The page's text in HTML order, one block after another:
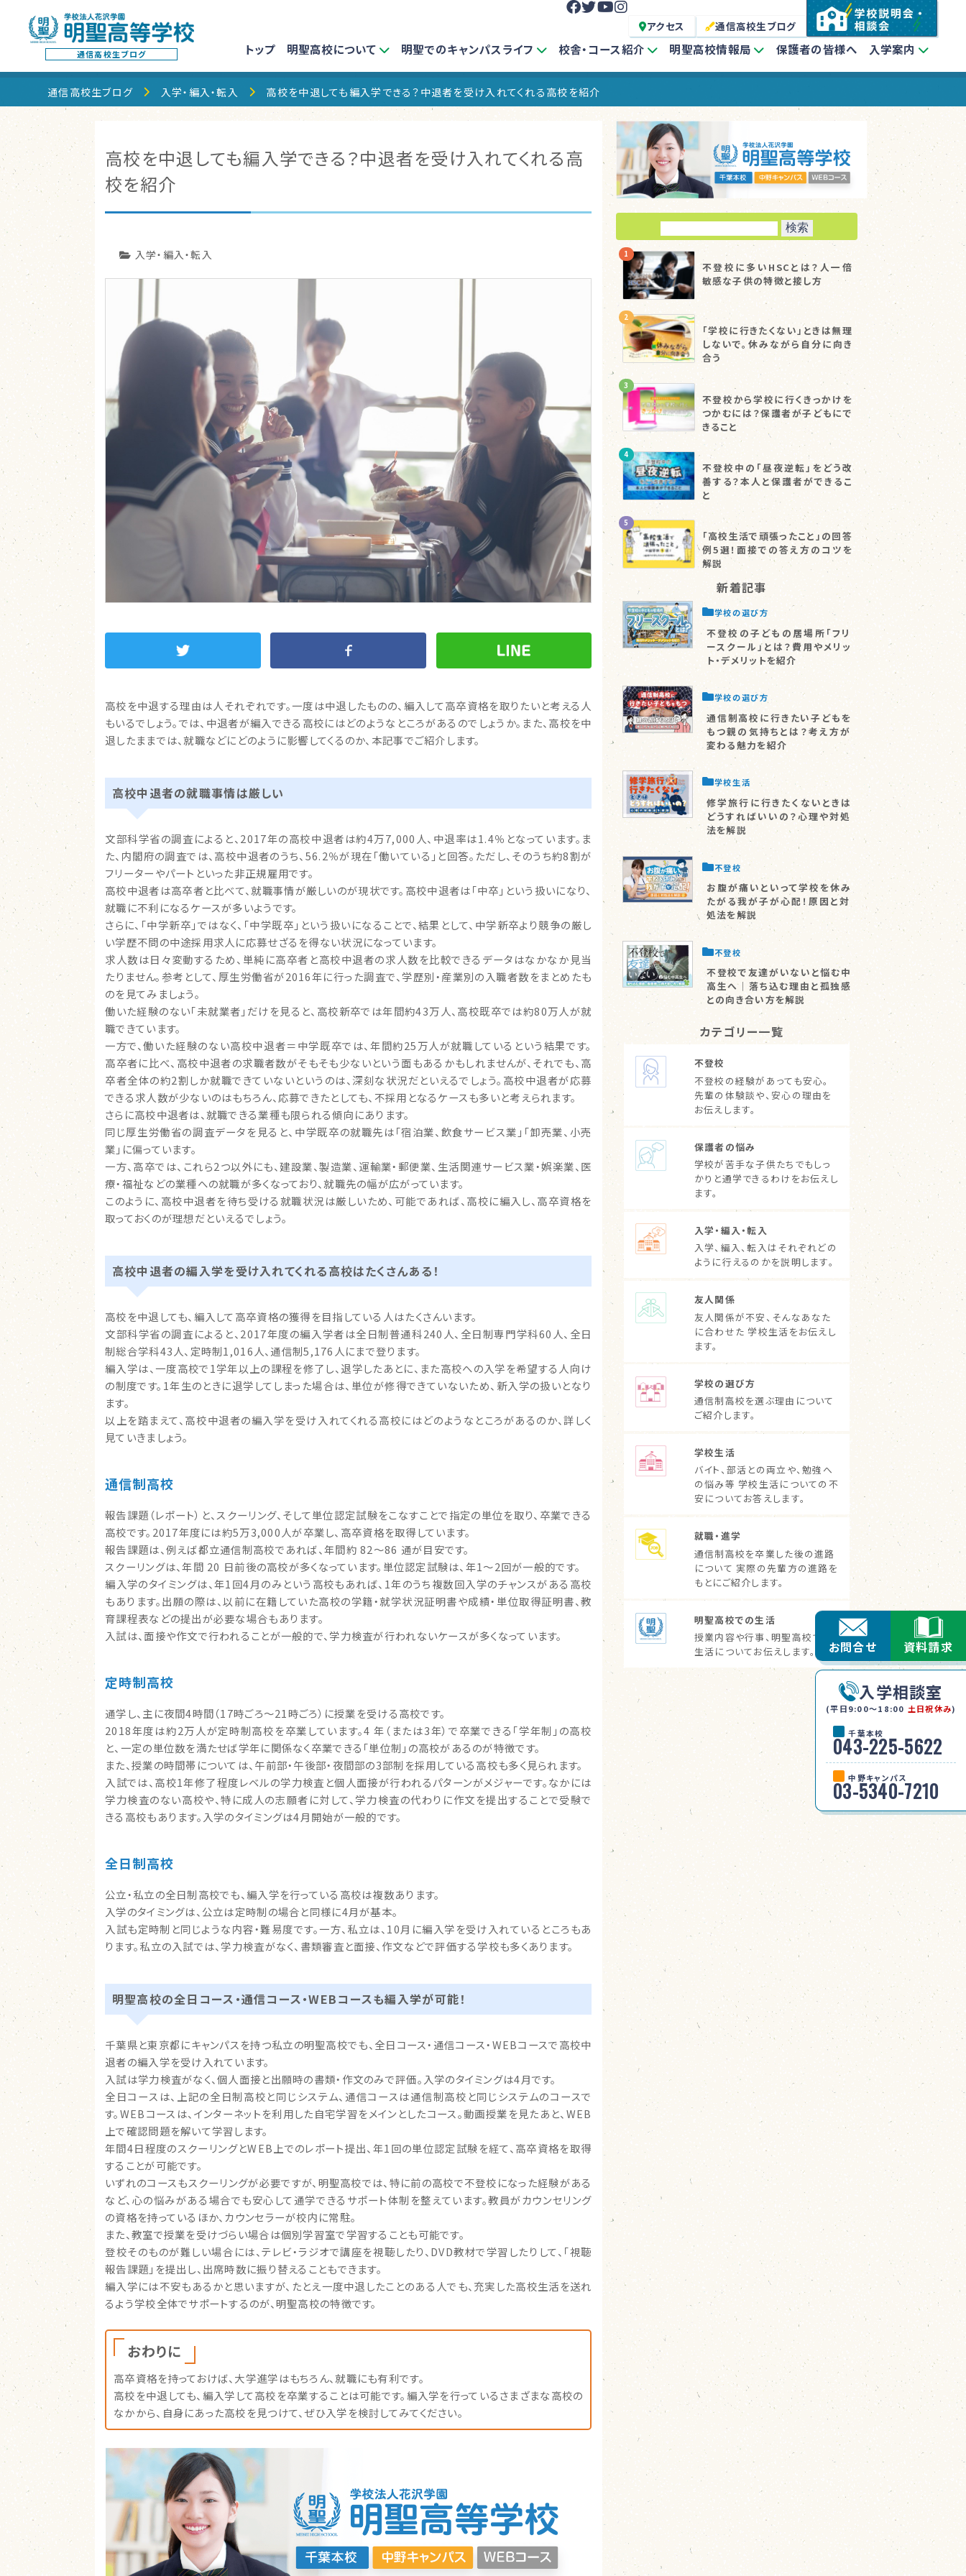
通信高校生ブログ
アクセス 通信高校生ブログ
トップ 明聖高校について 明聖でのキャンパスライフ 校舎・コース紹介 明聖高校情報局 保護者の皆様へ 入学案内
お問合せ 資料請求
入学相談室
(平日9:00〜18:00 土日祝休み)
千葉本校
043-225-5622
中野キャンパス
03-5340-7210
通信高校生ブログ 入学・編入・転入 高校を中退しても編入学できる？中退者を受け入れてくれる高校を紹介
高校を中退しても編入学できる？中退者を受け入れてくれる高
校を紹介
入学・編入・転入
高校を中退する理由は人それぞれです。一度は中退したものの、編入して高卒資格を取りたいと考える人
もいるでしょう。では、中退者が編入できる高校にはどのようなところがあるのでしょうか。また、高校を中
退したままでは、就職などにどのように影響してくるのか、本記事でご紹介します。
高校中退者の就職事情は厳しい
文部科学省の調査によると、2017年の高校中退者は約4万7,000人、中退率は1.4％となっています。ま
た、内閣府の調査では、高校中退者のうち、56.2％が現在「働いている」と回答。ただし、そのうち約8割が
フリーターやパートといった非正規雇用です。
高校中退者は高卒者と比べて、就職事情が厳しいのが現状です。高校中退者は「中卒」という扱いになり、
就職に不利になるケースが多いようです。
さらに、「中学新卒」ではなく、「中学既卒」という扱いになることで、結果として、中学新卒より競争の厳し
い学歴不問の中途採用求人に応募せざるを得ない状況になっています。
求人数は日々変動するため、単純に高卒者と高校中退者の求人数を比較できるデータはなかなか見当
たりません。参考として、厚生労働省が2016年に行った調査で、学歴別・産業別の入職者数をまとめたも
のを見てみましょう。
働いた経験のない「未就業者」だけを見ると、高校新卒では年間約43万人、高校既卒では約80万人が就
職できています。
一方で、働いた経験のない高校中退者＝中学既卒では、年間約25万人が就職しているという結果です。
高卒者に比べ、高校中退者の求職者数がそもそも少ないという面もあるかもしれませんが、それでも、高
卒者全体の約2割しか就職できていないというのは、深刻な状況だといえるでしょう。高校中退者が応募
できる求人数が少ないのはもちろん、応募できたとしても、不採用となるケースも多いと考えられます。
さらに高校中退者は、就職できる業種も限られる傾向にあります。
同じ厚生労働省の調査データを見ると、中学既卒の就職先は「宿泊業、飲食サービス業」「卸売業、小売
業」に偏っています。
一方、高卒では、これら2つ以外にも、建設業、製造業、運輸業・郵便業、生活関連サービス業・娯楽業、医
療・福祉などの業種への就職が多くなっており、就職先の幅が広がっています。
このように、高校中退者を待ち受ける就職状況は厳しいため、可能であれば、高校に編入し、高卒資格を
取っておくのが理想だといえるでしょう。
高校中退者の編入学を受け入れてくれる高校はたくさんある！
高校を中退しても、編入して高卒資格の獲得を目指している人はたくさんいます。
文部科学省の調査によると、2017年度の編入学者は全日制普通科240人、全日制専門学科60人、全日
制総合学科43人、定時制1,016人、通信制5,176人にまで登ります。
編入学は、一度高校で1学年以上の課程を修了し、退学したあとに、また高校への入学を希望する人向け
の制度です。1年生のときに退学してしまった場合は、単位が修得できていないため、新入学の扱いとなり
ます。
以上を踏まえて、高校中退者の編入学を受け入れてくれる高校にはどのようなところがあるのか、詳しく
見ていきましょう。
通信制高校
報告課題（レポート）と、スクーリング、そして単位認定試験をこなすことで指定の単位を取り、卒業できる
高校です。2017年度には約5万3,000人が卒業し、高卒資格を取得しています。
報告課題は、例えば都立通信制高校であれば、年間約 82～86 通が目安です。
スクーリングは、年間 20 日前後の高校が多くなっています。単位認定試験は、年1～2回が一般的です。
編入学のタイミングは、年1回4月のみという高校もあれば、1年のうち複数回入学のチャンスがある高校
もあります。出願の際は、以前に在籍していた高校の学籍・就学状況証明書や成績・単位取得証明書、教
育課程表などの提出が必要な場合もあります。
入試は、面接や作文で行われることが一般的で、学力検査が行われないケースが多くなっています。
定時制高校
通学し、主に夜間4時間（17時ごろ～21時ごろ）に授業を受ける高校です。
2018年度は約2万人が定時制高校を卒業しています。4 年（または3年）で卒業できる「学年制」の高校
と、一定の単位数を満たせば学年に関係なく卒業できる「単位制」の高校があるのが特徴です。
また、授業の時間帯については、午前部・午後部・夜間部の3部制を採用している高校も多く見られます。
入試では、高校1年修了程度レベルの学力検査と個人面接が行われるパターンがメジャーです。なかには
学力検査のない高校や、特に成人の志願者に対して、学力検査の代わりに作文を提出することで受験で
きる高校もあります。入学のタイミングは4月開始が一般的です。
全日制高校
公立・私立の全日制高校でも、編入学を行っている高校は複数あります。
入学のタイミングは、公立は定時制の場合と同様に4月が基本。
入試も定時制と同じような内容・難易度です。一方、私立は、10月に編入学を受け入れているところもあ
ります。私立の入試では、学力検査がなく、書類審査と面接、作文などで評価する学校も多くあります。
明聖高校の全日コース・通信コース・WEBコースも編入学が可能！
千葉県と東京都にキャンパスを持つ私立の明聖高校でも、全日コース・通信コース・WEBコースで高校中
退者の編入学を受け入れています。
入試は学力検査がなく、個人面接と出願時の書類・作文のみで評価。入学のタイミングは4月です。
全日コースは、上記の全日制高校と同じシステム、通信コースは通信制高校と同じシステムのコースで
す。WEBコースは、インターネットを利用した自宅学習をメインとしたコース。動画授業を見たあと、WEB
上で確認問題を解いて学習します。
年間4日程度のスクーリングとWEB上でのレポート提出、年1回の単位認定試験を経て、高卒資格を取得
することが可能です。
いずれのコースもスクーリングが必要ですが、明聖高校では、特に前の高校で不登校になった経験がある
など、心の悩みがある場合でも安心して通学できるサポート体制を整えています。教員がカウンセリング
の資格を持っているほか、カウンセラーが校内に常駐。
また、教室で授業を受けづらい場合は個別学習室で学習することも可能です。
登校そのものが難しい場合には、テレビ・ラジオで講座を視聴したり、DVD教材で学習したりして、「視聴
報告課題」を提出し、出席時数に振り替えることもできます。
編入学には不安もあるかと思いますが、たとえ一度中退したことのある人でも、充実した高校生活を送れ
るよう学校全体でサポートするのが、明聖高校の特徴です。
おわりに
高卒資格を持っておけば、大学進学はもちろん、就職にも有利です。
高校を中退しても、編入学して高校を卒業することは可能です。編入学を行っているさまざまな高校の
なかから、自身にあった高校を見つけて、ぜひ入学を検討してみてください。
検
索: 不登校に多いHSCとは？人一倍
敏感な子供の特徴と接し方
「学校に行きたくない」ときは無理
しないで。休みながら自分に向き
合う
不登校から学校に行くきっかけを
つかむには？保護者が子どもにで
きること
不登校中の「昼夜逆転」をどう改
善する？本人と保護者ができるこ
と
「高校生活で頑張ったこと」の回答
例5選！面接での答え方のコツを
解説
新着記事
学校の選び方
不登校の子どもの居場所「フリ
ースクール」とは？費用やメリッ
ト・デメリットを紹介
学校の選び方
通信制高校に行きたい子どもを
もつ親の気持ちとは？考え方が
変わる魅力を紹介
学校生活
修学旅行に行きたくないときは
どうすればいいの？心理や対処
法を解説
不登校
お腹が痛いといって学校を休み
たがる我が子が心配！原因と対
処法を解説
不登校
不登校で友達がいないと悩む中
高生へ｜落ち込む理由と孤独感
との向き合い方を解説
カテゴリー一覧
不登校
不登校の経験があっても安心。
先輩の体験談や、安心の理由を
お伝えします。
保護者の悩み
学校が苦手な子供たちでもしっ
かりと通学できるわけをお伝えし
ます。
入学・編入・転入
入学、編入、転入はそれぞれどの
ように行えるのかを説明します。
友人関係
友人関係が不安、そんなあなた
に合わせた 学校生活をお伝えし
ます。
学校の選び方
通信制高校を選ぶ理由について
ご紹介します。
学校生活
バイト、部活との両立や、勉強へ
の悩み等 学校生活についての不
安についてお答えします。
就職・進学
通信制高校を卒業した後の進路
について 実際の先輩方の進路を
もとにご紹介します。
明聖高校での生活
授業内容や行事、明聖高校での
生活についてお伝えします。